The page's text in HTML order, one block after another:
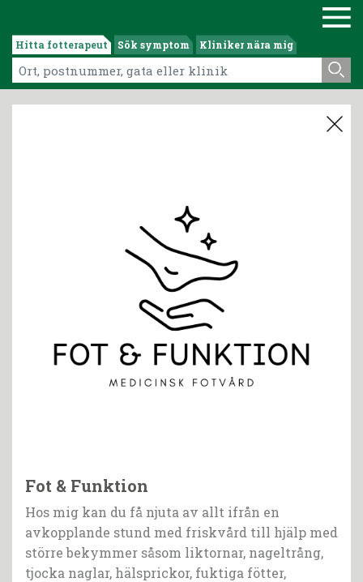
Hitta fotterapeut Sök symptom Kliniker nära mig
Fot & Funktion
Hos mig kan du få njuta av allt ifrån en
avkopplande stund med friskvård till hjälp med
större bekymmer såsom liktornar, nageltrång,
tjocka naglar, hälsprickor, fuktiga fötter,